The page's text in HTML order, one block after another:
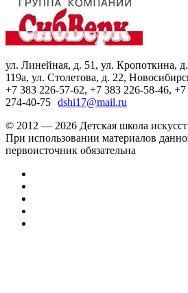
ул. Линейная, д. 51, ул. Кропоткина,
119а, ул. Столетова, д. 22,
+7 383 226-57-62, +7 383 226-58-46,
274-40-75 dshi17@mail.ru
© 2012 — 2026 Детская школа
При использовании материалов
первоисточник обязательна